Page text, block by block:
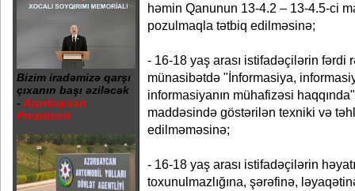
Bizim iradəmizə qarşı
çıxanın başı əziləcək
- Azərbaycan
Prezidenti
həmin Qanunun 13-4.2 – 13-4.5-ci
pozulmaqla tətbiq edilməsinə;
- 16-18 yaş arası istifadəçilərin fərdi
münasibətdə "İnformasiya,
informasiyanın mühafizəsi
maddəsində göstərilən texniki və
edilməməsinə;
- 16-18 yaş arası istifadəçilərin
toxunulmazlığına, şərəfinə,